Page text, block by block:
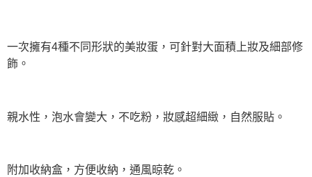
一次擁有4種不同形狀的美妝蛋，可針對大面積上妝及細部修
飾。
親水性，泡水會變大，不吃粉，妝感超細緻，自然服貼。
附加收納盒，方便收納，通風晾乾。